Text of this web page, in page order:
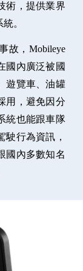
術，提供業界
。
故，Mobileye
國內廣泛被國
遊覽車、油罐
用，避免因分
統也能跟車隊
駛行為資訊，
國內多數知名